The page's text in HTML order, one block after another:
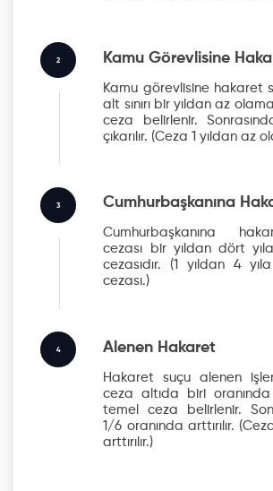
2 Kamu Görevlisine
Kamu görevlisine hakaret
alt sınırı bir yıldan az
ceza belirlenir.
çıkarılır. (Ceza 1 yıldan az
3 Cumhurbaşkanına
Cumhurbaşkanına
cezası bir yıldan dört
cezasıdır. (1 yıldan 4
cezası.)
4 Alenen Hakaret
Hakaret suçu alenen
ceza altıda biri oranında
temel ceza belirlenir.
1/6 oranında arttırılır.
arttırılır.)